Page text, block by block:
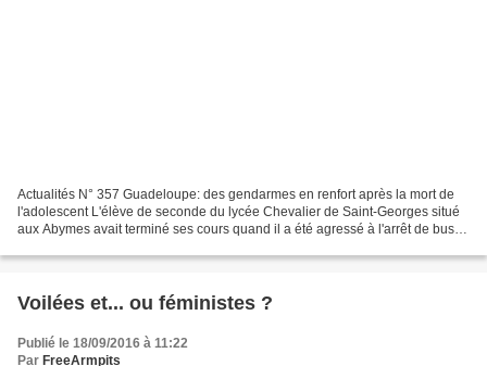
Actualités N° 357 Guadeloupe: des gendarmes en renfort après la mort de
l'adolescent L'élève de seconde du lycée Chevalier de Saint-Georges situé
aux Abymes avait terminé ses cours quand il a été agressé à l'arrêt de bus
Voilées et... ou féministes ?
Publié le 18/09/2016 à 11:22
Par FreeArmpits